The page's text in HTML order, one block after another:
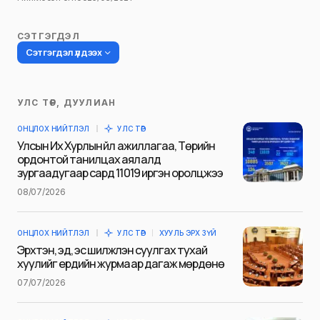
СЭТГЭГДЭЛ
Сэтгэгдэл үлдээх
Таны имэйл хаягийг нийтлэхгүй.
тэмдэглэсэн
Сэтгэгдэл*
Name
УЛС ТӨР, ДУУЛИАН
ОНЦЛОХ НИЙТЛЭЛ УЛС ТӨР
Улсын Их Хурлын үйл ажиллагаа, Төрийн
ордонтой танилцах аялалд
зургаадугаар сард 11019 иргэн оролцжээ
08/07/2026
ОНЦЛОХ НИЙТЛЭЛ УЛС ТӨР ХУУЛЬ ЭРХ ЗҮЙ
Эрхтэн, эд, эс шилжүүлэн суулгах тухай
хуулийг ердийн журмаар дагаж мөрдөнө
07/07/2026